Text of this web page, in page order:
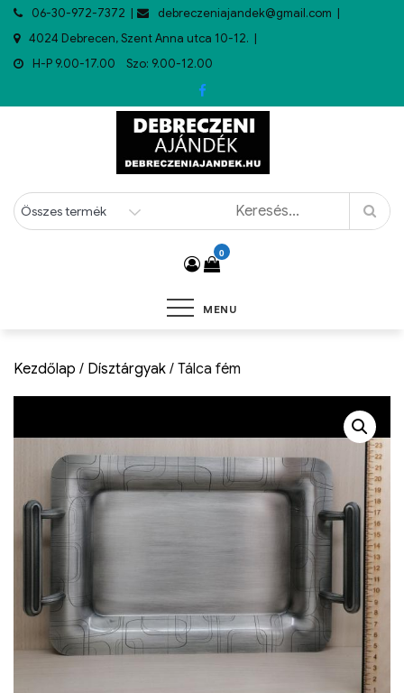
06-30-972-7372
debreczeniajandek@gmail.com
4024 Debrecen, Szent Anna utca 10-12.
H-P 9.00-17.00 Szo: 9.00-12.00
0
MENU
Kezdőlap / Dísztárgyak / Tálca fém